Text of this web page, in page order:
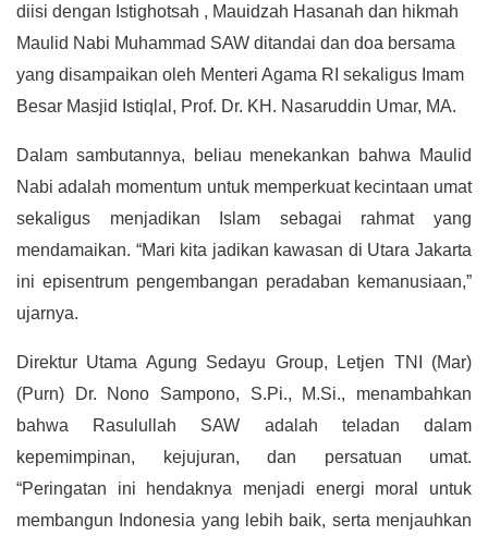
diisi dengan Istighotsah , Mauidzah Hasanah dan hikmah
Maulid Nabi Muhammad SAW ditandai dan doa bersama
yang disampaikan oleh Menteri Agama RI sekaligus Imam
Besar Masjid Istiqlal, Prof. Dr. KH. Nasaruddin Umar, MA.
Dalam sambutannya, beliau menekankan bahwa Maulid
Nabi adalah momentum untuk memperkuat kecintaan umat
sekaligus menjadikan Islam sebagai rahmat yang
mendamaikan. “Mari kita jadikan kawasan di Utara Jakarta
ini episentrum pengembangan peradaban kemanusiaan,”
ujarnya.
Direktur Utama Agung Sedayu Group, Letjen TNI (Mar)
(Purn) Dr. Nono Sampono, S.Pi., M.Si., menambahkan
bahwa Rasulullah SAW adalah teladan dalam
kepemimpinan, kejujuran, dan persatuan umat.
“Peringatan ini hendaknya menjadi energi moral untuk
membangun Indonesia yang lebih baik, serta menjauhkan